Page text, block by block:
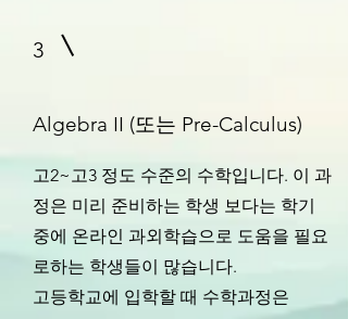
3
Algebra II (또는 Pre-Calculus)
고2~고3 정도 수준의 수학입니다. 이 과
정은 미리 준비하는 학생 보다는 학기
중에 온라인 과외학습으로 도움을 필요
로하는 학생들이 많습니다.
​고등학교에 입학할 때 수학과정은